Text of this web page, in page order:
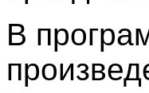
В